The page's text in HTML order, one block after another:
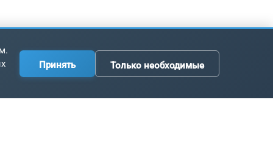
Принять Только необходимые